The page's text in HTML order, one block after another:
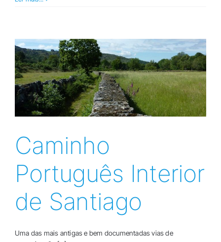
Caminho
Português Interior
de Santiago
Uma das mais antigas e bem documentadas vias de